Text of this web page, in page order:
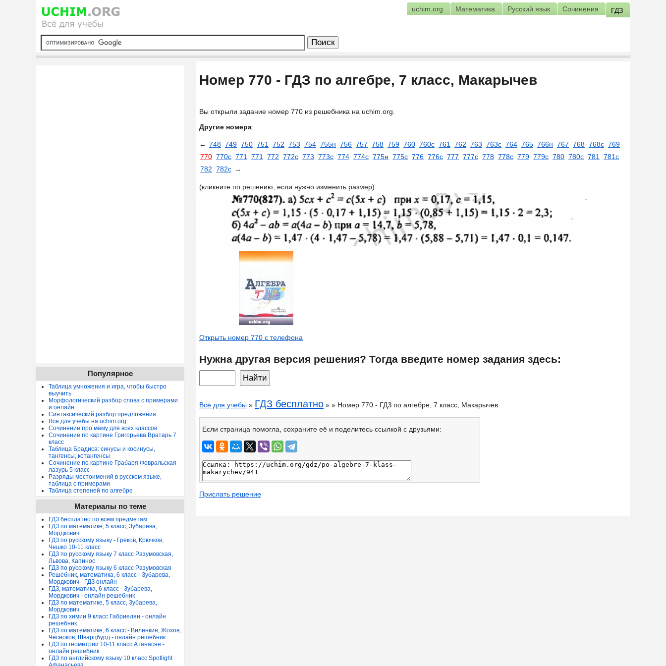
uchim.org Математика Русский язык Сочинения ГДЗ
Номер 770 - ГДЗ по алгебре, 7 класс, Макарычев
Вы открыли задание номер 770 из решебника на uchim.org.
Другие номера:
← 748 749 750 751 752 753 754 755н 756 757 758 759 760 760с 761 762 763 763с 764 765 766н 767 768 768с 769
770 770с 771 771 772 772с 773 773с 774 774с 775н 775с 776 776с 777 777с 778 778с 779 779с 780 780с 781
781с
782 782с →
(кликните по решению, если нужно изменить размер)
Открыть номер 770 с телефона
Нужна другая версия решения? Тогда введите номер задания здесь:
Всё для учебы » ГДЗ бесплатно » » Номер 770 - ГДЗ по алгебре, 7 класс, Макарычев
Если страница помогла, сохраните её и поделитесь ссылкой с друзьями:
Прислать решение
Популярное
Таблица умножения и игра, чтобы быстро
выучить
Морфологический разбор слова с примерами
и онлайн
Синтаксический разбор предложения
Все для учебы на uchim.org
Сочинение про маму для всех классов
Сочинение по картине Григорьева Вратарь 7
класс
Таблица Брадиса: синусы и косинусы,
тангенсы, котангенсы
Сочинение по картине Грабаря Февральская
лазурь 5 класс
Разряды местоимений в русском языке,
таблица с примерами
Таблица степеней по алгебре
Материалы по теме
ГДЗ бесплатно по всем предметам
ГДЗ по математике, 5 класс, Зубарева,
Мордкович
ГДЗ по русскому языку - Греков, Крючков,
Чешко 10-11 класс
ГДЗ по русскому языку 7 класс Разумовская,
Львова, Капинос
ГДЗ по русскому языку 6 класс Разумовская
Решебник, математика, 6 класс - Зубарева,
Мордкович - ГДЗ онлайн
ГДЗ, математика, 6 класс - Зубарева,
Мордкович - онлайн решебник
ГДЗ по математике, 5 класс, Зубарева,
Мордкович
ГДЗ по химии 9 класс Габриелян - онлайн
решебник
ГДЗ по математике, 6 класс - Виленкин, Жохов,
Чесноков, Шварцбурд - онлайн решебник
ГДЗ по геометрии 10-11 класс Атанасян -
онлайн решебник
ГДЗ по английскому языку 10 класс Spotlight